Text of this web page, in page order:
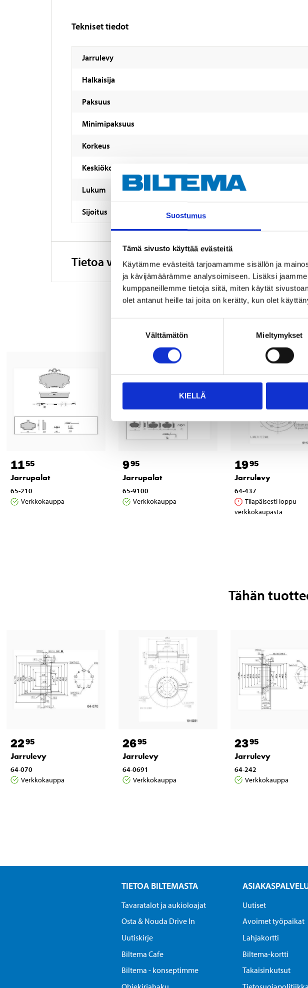
Suostumus
Tämä sivusto käyttää evästeitä
Käytämme evästeitä tarjoamamme sisällön ja
ja kävijämäärämme analysoimiseen. Lisäksi
kumppaneillemme tietoja siitä, miten käytät
olet antanut heille tai joita on kerätty, kun olet
Välttämätön Mieltymykset
KIELLÄ
Tekniset tiedot
Jarrulevy
Halkaisija
Paksuus
Minimipaksuus
Korkeus
Keskiökoko
Lukum
Sijoitus
Tietoa valmistajasta
Muut
1155
Jarrupalat
65-210
Verkkokauppa
995
Jarrupalat
65-9100
Verkkokauppa
1995
Jarrulevy
64-437
Tilapäisesti loppu
verkkokaupasta
Tähän
2295
Jarrulevy
64-070
Verkkokauppa
2695
Jarrulevy
64-0691
Verkkokauppa
2395
Jarrulevy
64-242
Verkkokauppa
TIETOA BILTEMASTA
Tavaratalot ja aukioloajat
Osta & Nouda Drive In
Uutiskirje
Biltema Cafe
Biltema - konseptimme
Uutiset
Avoimet työpaikat
Lahjakortti
Biltema-kortti
Takaisinkutsut